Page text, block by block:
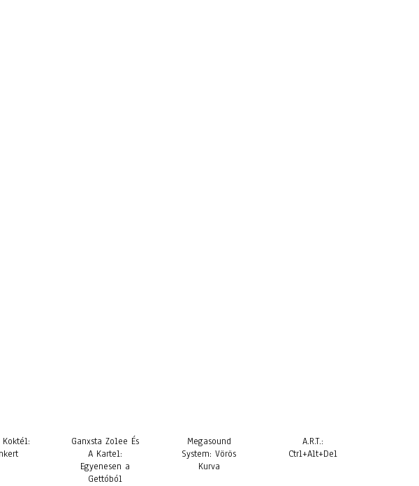
Koktél:
Ganxsta Zolee És
A Kartel:
Egyenesen a
Gettóból
Megasound
System: Vörös
Kurva
A.R.T.:
Ctrl+Alt+Del